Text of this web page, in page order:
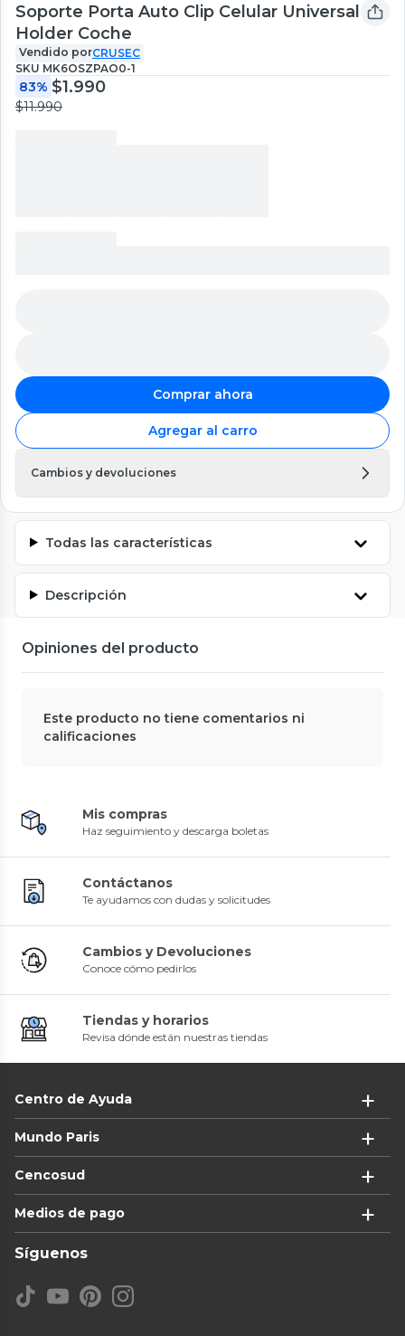
Soporte Porta Auto Clip Celular Universal
Holder Coche
Vendido porCRUSEC
SKU MK6OSZPAO0-1
83% $1.990
$11.990
Comprar ahora
Agregar al carro
Cambios y devoluciones
Todas las características
Descripción
Opiniones del producto
Este producto no tiene comentarios ni
calificaciones
Mis compras
Haz seguimiento y descarga boletas
Contáctanos
Te ayudamos con dudas y solicitudes
Cambios y Devoluciones
Conoce cómo pedirlos
Tiendas y horarios
Revisa dónde están nuestras tiendas
Centro de Ayuda
Mundo Paris
Cencosud
Medios de pago
Síguenos